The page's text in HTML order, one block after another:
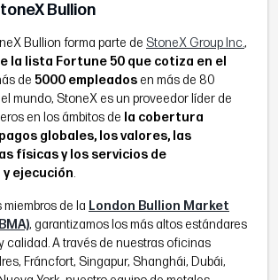
Bullion
Bullion forma parte de StoneX Group Inc.,
la lista Fortune 50 que cotiza en el
de 5000 empleados en más de 80
mundo, StoneX es un proveedor líder de
en los ámbitos de la cobertura
globales, los valores, las
físicas y los servicios de
ejecución.
de la London Bullion Market
, garantizamos los más altos estándares
calidad. A través de nuestras oficinas
Fráncfort, Singapur, Shanghái, Dubái,